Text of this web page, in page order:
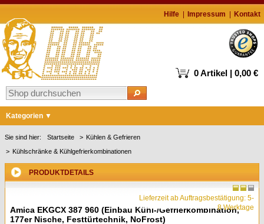
Hilfe Impressum Kontakt
0 Artikel | 0,00 €
Kategorien
Markenshops
Waschen & Trocknen
Kühlen & Gefrieren
Kochen & Backen
Sie sind hier: Startseite
Kühlen & Gefrieren
Kühlschränke & Kühlgefrierkombinationen
PRODUKTDETAILS
Amica EKGCX 387 960 (Einbau Kühl-/Gefrierkombination,
177er Nische, Festtürtechnik, NoFrost)
Lieferzeit ab Auftragsbestätigung: 5-
8 Werktage